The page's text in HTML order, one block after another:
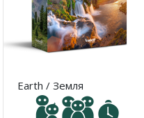
Earth / Земля